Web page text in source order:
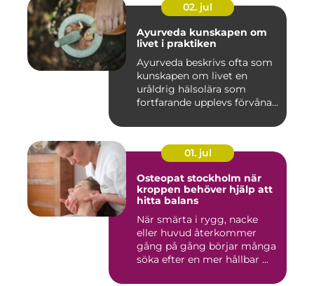
02. jul
Ayurveda kunskapen om
livet i praktiken
Ayurveda beskrivs ofta som
kunskapen om livet en
uråldrig hälsolära som
fortfarande upplevs förvåna...
01. jul
Osteopat stockholm när
kroppen behöver hjälp att
hitta balans
När smärta i rygg, nacke
eller huvud återkommer
gång på gång börjar många
söka efter en mer hållbar ...